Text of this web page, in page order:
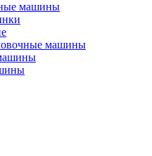
машины
машины